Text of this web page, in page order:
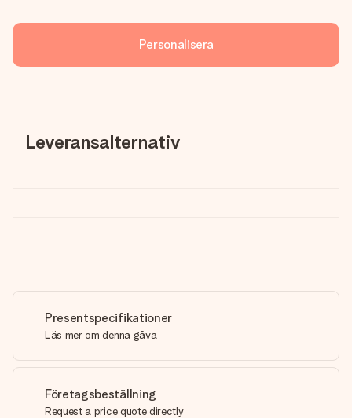
Personalisera
Leveransalternativ
Presentspecifikationer
Läs mer om denna gåva
Företagsbeställning
Request a price quote directly